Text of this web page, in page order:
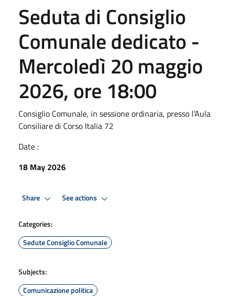
Seduta di Consiglio
Comunale dedicato -
Mercoledì 20 maggio
2026, ore 18:00
Consiglio Comunale, in sessione ordinaria, presso l’Aula
Consiliare di Corso Italia 72
Date :
18 May 2026
Share See actions
Categories:
Sedute Consiglio Comunale
Subjects:
Comunicazione politica